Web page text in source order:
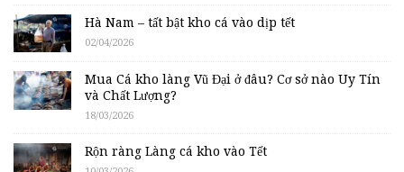
Hà Nam – tất bật kho cá vào dịp tết
02/04/2026
Mua Cá kho làng Vũ Đại ở đâu? Cơ sở nào Uy Tín
và Chất Lượng?
18/03/2026
Rộn ràng Làng cá kho vào Tết